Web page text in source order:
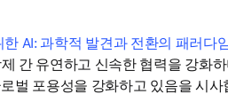
한 AI: 과학적 발견과 전환의 패러다
간 유연하고 신속한 협력을 강화
벌 포용성을 강화하고 있음을 시사